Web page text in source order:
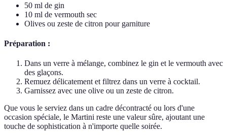
50 ml de gin
10 ml de vermouth sec
Olives ou zeste de citron pour garniture
Préparation :
Dans un verre à mélange, combinez le gin et le vermouth avec
des glaçons.
Remuez délicatement et filtrez dans un verre à cocktail.
Garnissez avec une olive ou un zeste de citron.
Que vous le serviez dans un cadre décontracté ou lors d'une
occasion spéciale, le Martini reste une valeur sûre, ajoutant une
touche de sophistication à n'importe quelle soirée.